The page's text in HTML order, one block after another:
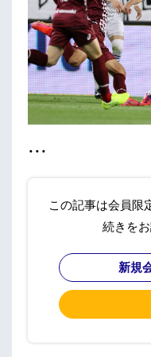
・・・
この記事は会員限
続きを
新規